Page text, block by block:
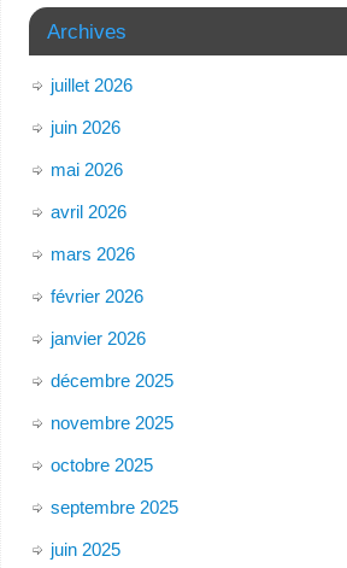
Archives
juillet 2026
juin 2026
mai 2026
avril 2026
mars 2026
février 2026
janvier 2026
décembre 2025
novembre 2025
octobre 2025
septembre 2025
juin 2025